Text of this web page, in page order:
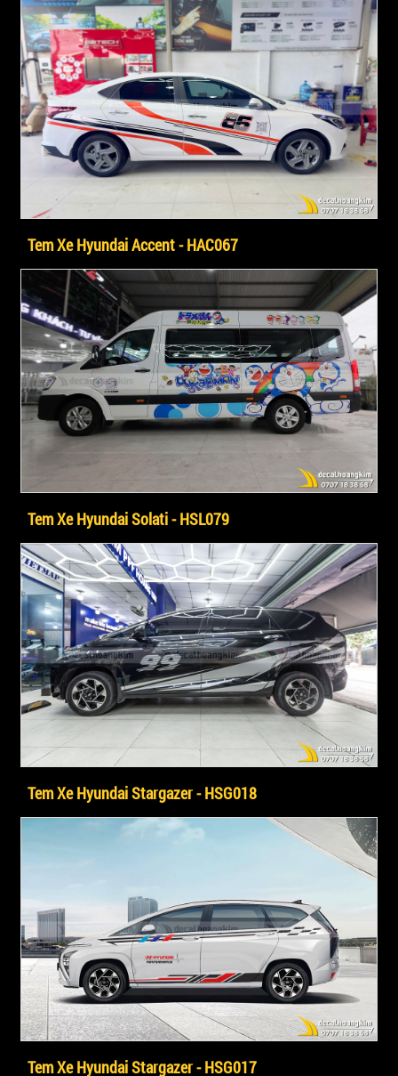
Tem Xe Hyundai Accent - HAC067
Tem Xe Hyundai Solati - HSL079
Tem Xe Hyundai Stargazer - HSG018
Tem Xe Hyundai Stargazer - HSG017